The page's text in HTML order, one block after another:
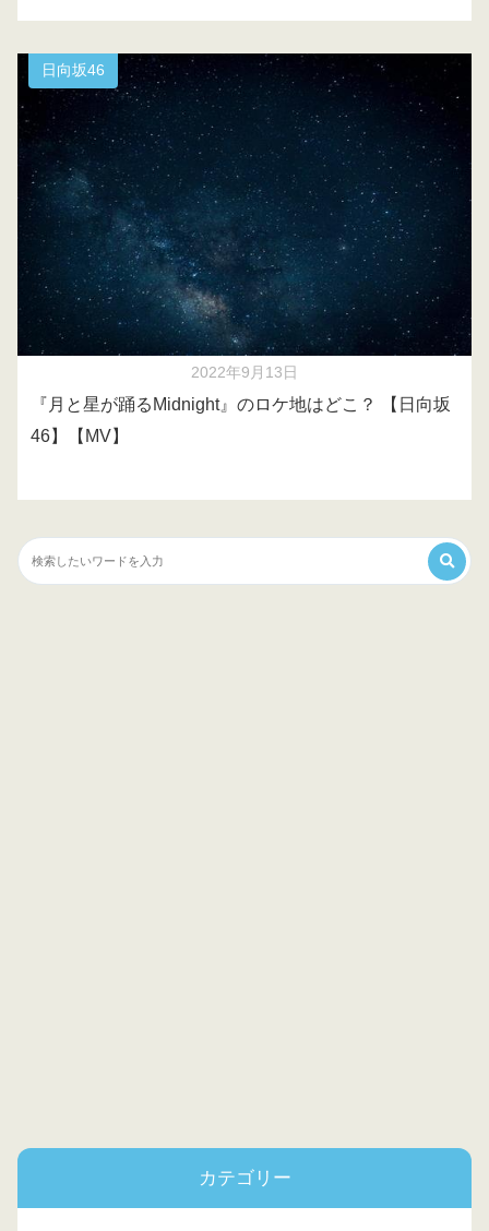
日向坂46
2022年9月13日
『月と星が踊るMidnight』のロケ地はどこ？ 【日向坂
46】【MV】
カテゴリー